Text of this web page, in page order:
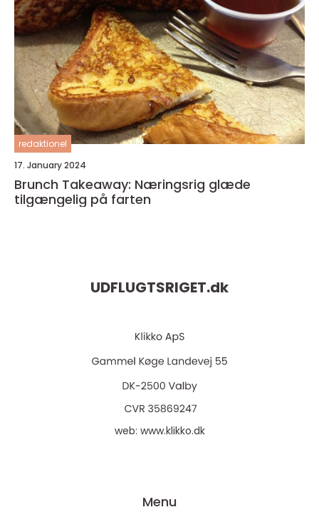
redaktionel
17. January 2024
Brunch Takeaway: Næringsrig glæde
tilgængelig på farten
UDFLUGTSRIGET.dk
web: www.klikko.dk
Menu